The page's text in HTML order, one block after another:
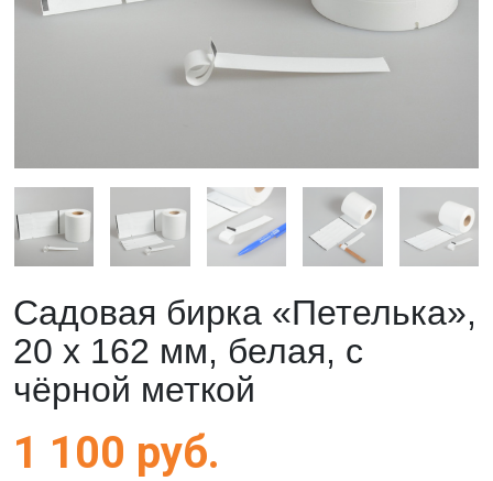
Садовая бирка «Петелька»,
20 х 162 мм, белая, с
чёрной меткой
1 100 руб.